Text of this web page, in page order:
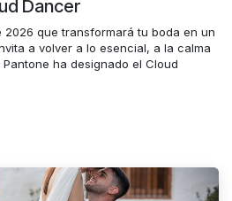
Dancer
2026 que transformará tu boda en un
a volver a lo esencial, a la calma
ha designado el Cloud